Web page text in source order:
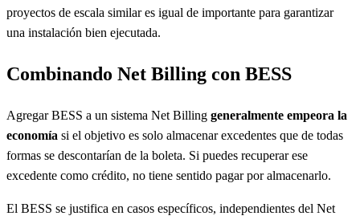
proyectos de escala similar es igual de importante para garantizar
una instalación bien ejecutada.
Combinando Net Billing con BESS
Agregar BESS a un sistema Net Billing generalmente empeora la
economía si el objetivo es solo almacenar excedentes que de todas
formas se descontarían de la boleta. Si puedes recuperar ese
excedente como crédito, no tiene sentido pagar por almacenarlo.
El BESS se justifica en casos específicos, independientes del Net